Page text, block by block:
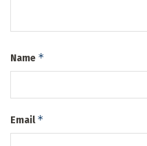
Name *
Email*